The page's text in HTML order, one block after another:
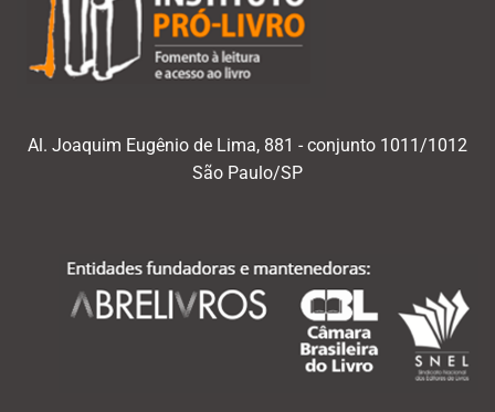
Al. Joaquim Eugênio de Lima, 881 - conjunto 1011/1012
São Paulo/SP